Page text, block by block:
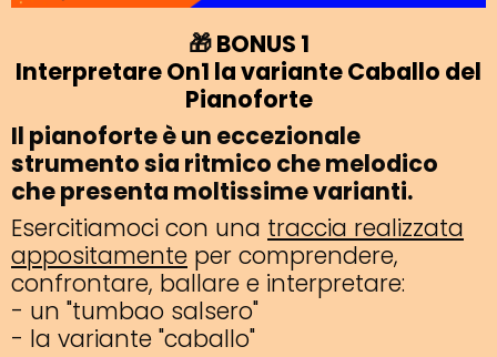
🎁BONUS 1
Interpretare On1 la variante Caballo del
Pianoforte
Il pianoforte è un eccezionale
strumento sia ritmico che melodico
che presenta moltissime varianti.
Esercitiamoci con una traccia realizzata
appositamente per comprendere,
confrontare, ballare e interpretare:
- un "tumbao salsero"
- la variante "caballo"